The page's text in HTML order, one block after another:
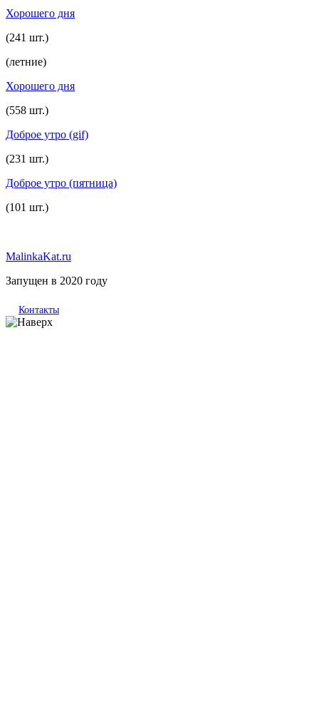
Хорошего дня
(241 шт.)
(летние)
Хорошего дня
(558 шт.)
Доброе утро (gif)
(231 шт.)
Доброе утро (пятница)
(101 шт.)
MalinkaKat.ru
Запущен в 2020 году
Контакты